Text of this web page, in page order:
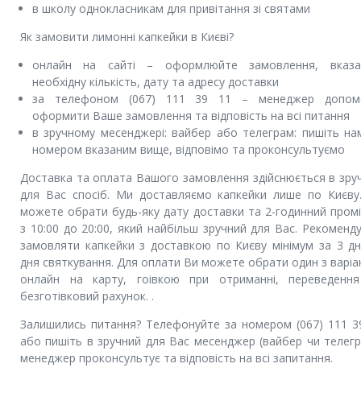
в школу однокласникам для привітання зі святами
Як замовити лимонні капкейки в Києві?
онлайн на сайті – оформлюйте замовлення,
необхідну кількість, дату та адресу доставки
за телефоном (067) 111 39 11 – менеджер
оформити Ваше замовлення та відповість на всі питання
в зручному месенджері: вайбер або телеграм: пишіть
номером вказаним вище, відповімо та проконсультуємо
Доставка та оплата Вашого замовлення здійснюється в
для Вас спосіб. Ми доставляємо капкейки лише по
можете обрати будь-яку дату доставки та 2-годинний
з 10:00 до 20:00, який найбільш зручний для Вас.
замовляти капкейки з доставкою по Києву мінімум за 3
дня святкування. Для оплати Ви можете обрати один з
онлайн на карту, гоівкою при отриманні,
безготівковий рахунок. .
Залишились питання? Телефонуйте за номером (067) 111
або пишіть в зручний для Вас месенджер (вайбер чи
менеджер проконсультує та відповість на всі запитання.